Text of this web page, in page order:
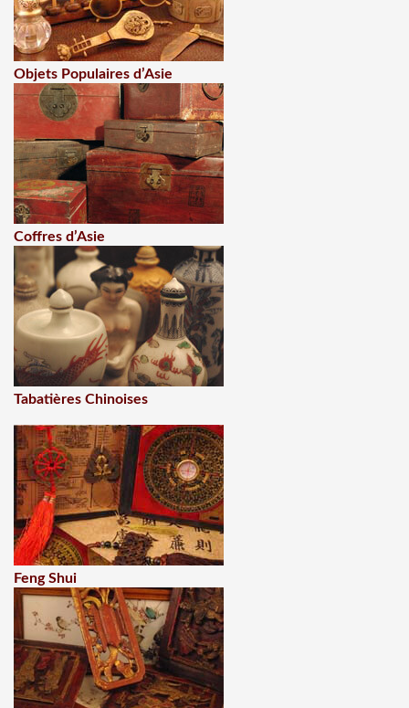
Objets Populaires d’Asie
Coffres d’Asie
Tabatières Chinoises
Feng Shui